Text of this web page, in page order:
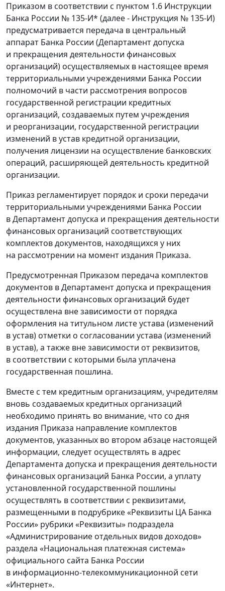
Приказом в соответствии с пунктом 1.6 Инструкции
Банка России № 135-И* (далее - Инструкция № 135-И)
предусматривается передача в центральный
аппарат Банка России (Департамент допуска
и прекращения деятельности финансовых
организаций) осуществляемых в настоящее время
территориальными учреждениями Банка России
полномочий в части рассмотрения вопросов
государственной регистрации кредитных
организаций, создаваемых путем учреждения
и реорганизации, государственной регистрации
изменений в устав кредитной организации,
получения лицензии на осуществление банковских
операций, расширяющей деятельность кредитной
организации.
Приказ регламентирует порядок и сроки передачи
территориальными учреждениями Банка России
в Департамент допуска и прекращения деятельности
финансовых организаций соответствующих
комплектов документов, находящихся у них
на рассмотрении на момент издания Приказа.
Предусмотренная Приказом передача комплектов
документов в Департамент допуска и прекращения
деятельности финансовых организаций будет
осуществлена вне зависимости от порядка
оформления на титульном листе устава (изменений
в устав) отметки о согласовании устава (изменений
в устав), а также вне зависимости от реквизитов,
в соответствии с которыми была уплачена
государственная пошлина.
Вместе с тем кредитным организациям, учредителям
вновь создаваемых кредитных организаций
необходимо принять во внимание, что со дня
издания Приказа направление комплектов
документов, указанных во втором абзаце настоящей
информации, следует осуществлять в адрес
Департамента допуска и прекращения деятельности
финансовых организаций Банка России, а уплату
установленной государственной пошлины
осуществлять в соответствии с реквизитами,
размещенными в подрубрике «Реквизиты ЦА Банка
России» рубрики «Реквизиты» подраздела
«Администрирование отдельных видов доходов»
раздела «Национальная платежная система»
официального сайта Банка России
в информационно-телекоммуникационной сети
«Интернет».